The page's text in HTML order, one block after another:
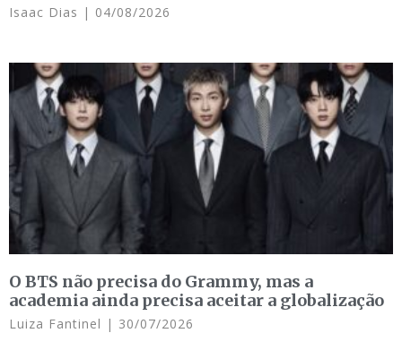
Isaac Dias 04/08/2026
O BTS não precisa do Grammy, mas a
academia ainda precisa aceitar a globalização
Luiza Fantinel 30/07/2026